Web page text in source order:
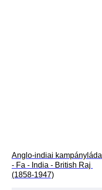
Anglo-indiai kampányláda
- Fa - India - British Raj
(1858-1947)